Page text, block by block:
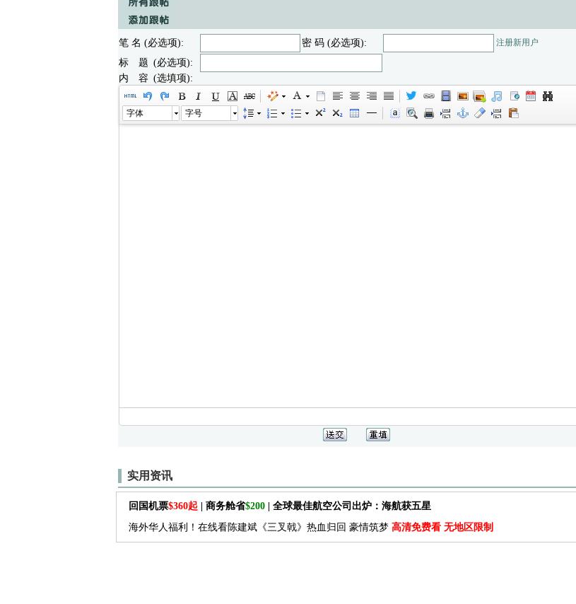
笔 名 (必选项): 密 码 (必选项): 注册新用户
标 题 (必选项):
内 容 (选填项):
字体 字号
实用资讯
回国机票$360起 | 商务舱省$200| 全球最佳航空公司出炉：海航获五星
海外华人福利！在线看陈建斌《三叉戟》热血归回 豪情筑梦 高清免费看 无地区限制